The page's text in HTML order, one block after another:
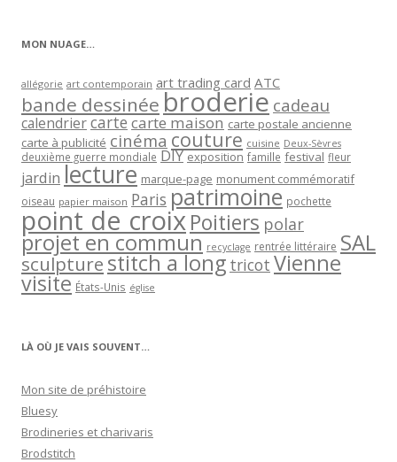
MON NUAGE…
allégorie art contemporain art trading card ATC
bande dessinée broderie cadeau
calendriercartecarte maison carte postale ancienne
carte à publicité cinéma couture cuisine Deux-Sèvres
deuxième guerre mondiale DIY exposition famille festival fleur
jardin lecture marque-page monument commémoratif
oiseau papier maison Paris patrimoine pochette
point de croixPoitiers polar
projet en commun recyclage rentrée littéraire SAL
sculpturestitch a long tricot Vienne
visite États-Unis église
LÀ OÙ JE VAIS SOUVENT…
Mon site de préhistoire
Bluesy
Brodineries et charivaris
Brodstitch